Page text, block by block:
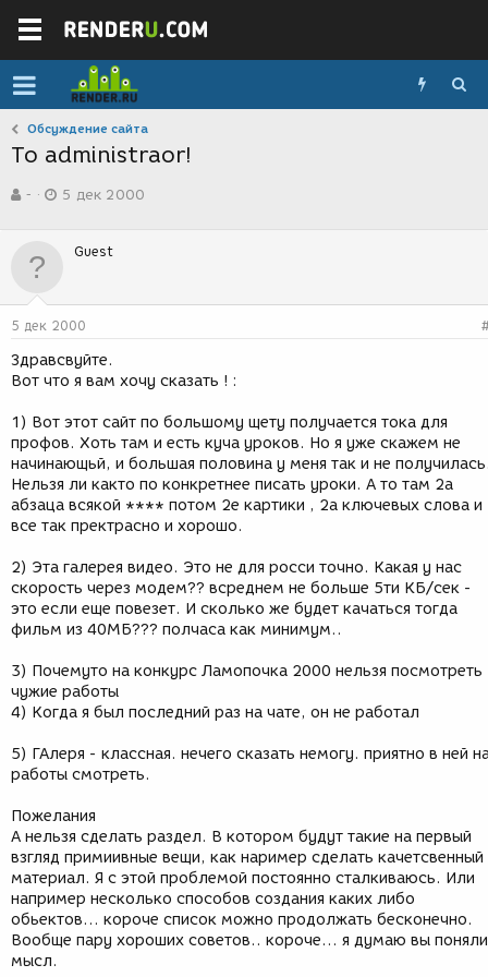
Обсуждение сайта
To administraor!
в
р
-
а
д
н
и
5 дек 2000
Guest
5 дек 2000
Здравсвуйте.
Вот что я вам хочу сказать ! :
1) Вот этот сайт по большому щету получается тока для
профов. Хоть там и есть куча уроков. Но я уже скажем не
начинающьй, и большая половина у меня так и не
Нельзя ли както по конкретнее писать уроки. А то там 2а
абзаца всякой **** потом 2е картики , 2а ключевых слова и
все так пректрасно и хорошо.
2) Эта галерея видео. Это не для росси точно. Какая у нас
скорость через модем?? всреднем не больше 5ти КБ/сек -
это если еще повезет. И сколько же будет качаться тогда
фильм из 40МБ??? полчаса как минимум..
3) Почемуто на конкурс Ламопочка 2000 нельзя посмотреть
чужие работы
4) Когда я был последний раз на чате, он не работал
5) ГАлеря - классная. нечего сказать немогу. приятно в ней
работы смотреть.
Пожелания
А нельзя сделать раздел. В котором будут такие на первый
взгляд примиивные вещи, как наример сделать качетсвенный
материал. Я с этой проблемой постоянно сталкиваюсь. Или
например несколько способов создания каких либо
обьектов... короче список можно продолжать бесконечно.
Вообще пару хороших советов.. короче... я думаю вы поняли
мысл.